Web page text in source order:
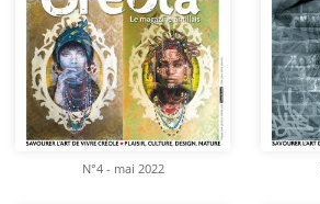
N°4 - mai 2022